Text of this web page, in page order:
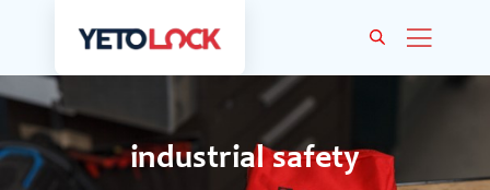
industrial safety